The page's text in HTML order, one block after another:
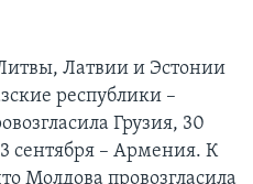
Латвии и Эстонии
республики –
Грузия, 30
сентября – Армения. К
Молдова провозгласила